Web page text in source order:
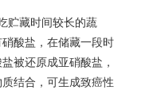
贮藏时间较长的蔬
酸盐，在储藏一段时
被还原成亚硝酸盐，
结合，可生成致癌性